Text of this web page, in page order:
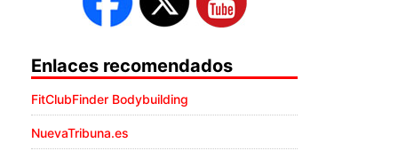
Enlaces recomendados
FitClubFinder Bodybuilding
NuevaTribuna.es